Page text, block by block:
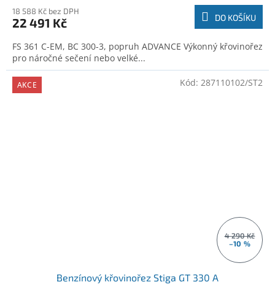
18 588 Kč bez DPH
22 491 Kč DO KOŠÍKU
FS 361 C-EM, BC 300-3, popruh ADVANCE Výkonný křovinořez
pro náročné sečení nebo velké...
AKCE
4 290 Kč
–10 %
Benzínový křovinořez Stiga GT 330 A
Kód: 287110102/ST2